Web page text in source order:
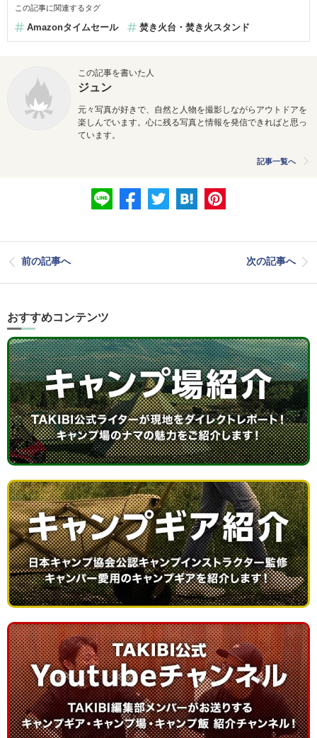
この記事に関連するタグ
Amazonタイムセール 焚き火台・焚き火スタンド
この記事を書いた人
ジュン
元々写真が好きで、 自然と人物を撮影しながらアウトドアを
楽しんでいます。 心に残る写真と情報を発信できればと思っ
ています。
記事一覧へ
前の記事へ 次の記事へ
おすすめコンテンツ